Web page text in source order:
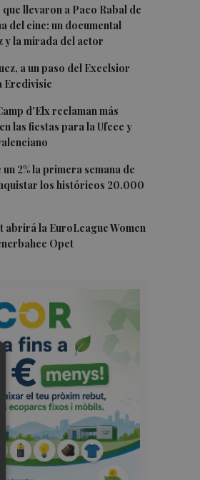
llevaron a Paco Rabal de
del cine: un documental
y la mirada del actor
a un paso del Excelsior
Eredivisie
d'Elx reclaman más
las fiestas para la Ufece y
2% la primera semana de
los históricos 20.000
abrirá la EuroLeague Women
Opet